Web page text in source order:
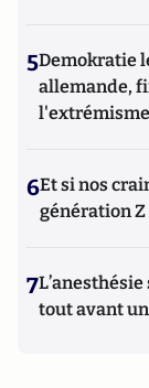
5Demokratie
allemande,
l'extrémisme
6Et si nos
génération
7
tout avant